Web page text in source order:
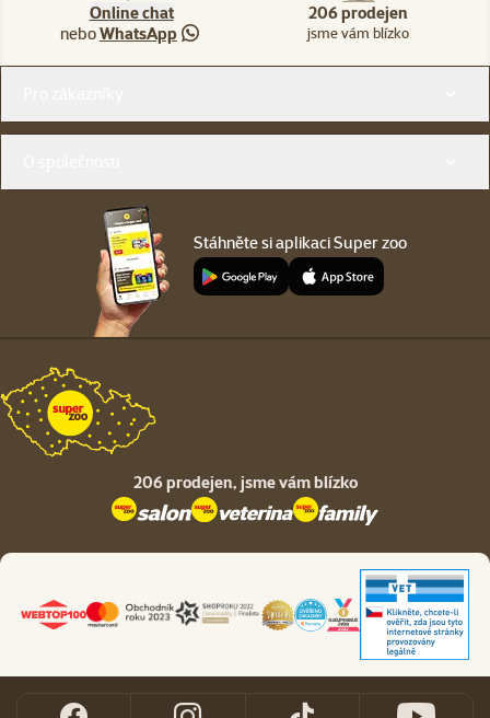
Online chat
neboWhatsApp
206 prodejen
jsme vám blízko
Stáhněte si aplikaci Super zoo
206 prodejen, jsme vám blízko